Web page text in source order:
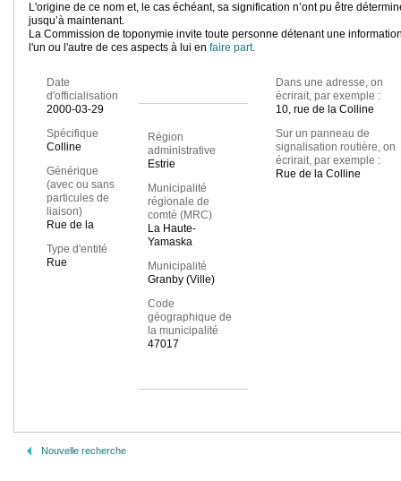
L'origine de ce nom et, le cas échéant, sa signification n’ont pu être
jusqu’à maintenant.
La Commission de toponymie invite toute personne détenant une
l'un ou l'autre de ces aspects à lui en faire part.
Date
d'officialisation
2000-03-29
Spécifique
Colline
Générique
(avec ou sans
particules de
liaison)
Rue de la
Type d'entité
Rue
Région
administrative
Estrie
Municipalité
régionale de
comté (MRC)
La Haute-
Yamaska
Municipalité
Granby (Ville)
Code
géographique de
la municipalité
47017
Dans une adresse, on
écrirait, par exemple :
10, rue de la Colline
Sur un panneau de
signalisation routière, on
écrirait, par exemple :
Rue de la Colline
Nouvelle recherche